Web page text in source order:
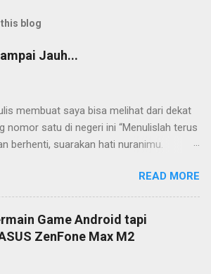
blog
Jauh...
membuat saya bisa melihat dari dekat
nomor satu di negeri ini “Menulislah terus
berhenti, suarakan hati nuranimu.
dirinya sendiri, biarlah tulisanmu itu
takdirnya.” (Buya Hamka) Saya baru
petikan masyur di atas belakangan,
bertahun-tahun setelah saya bergumul
READ MORE
Game Android tapi
ZenFone Max M2